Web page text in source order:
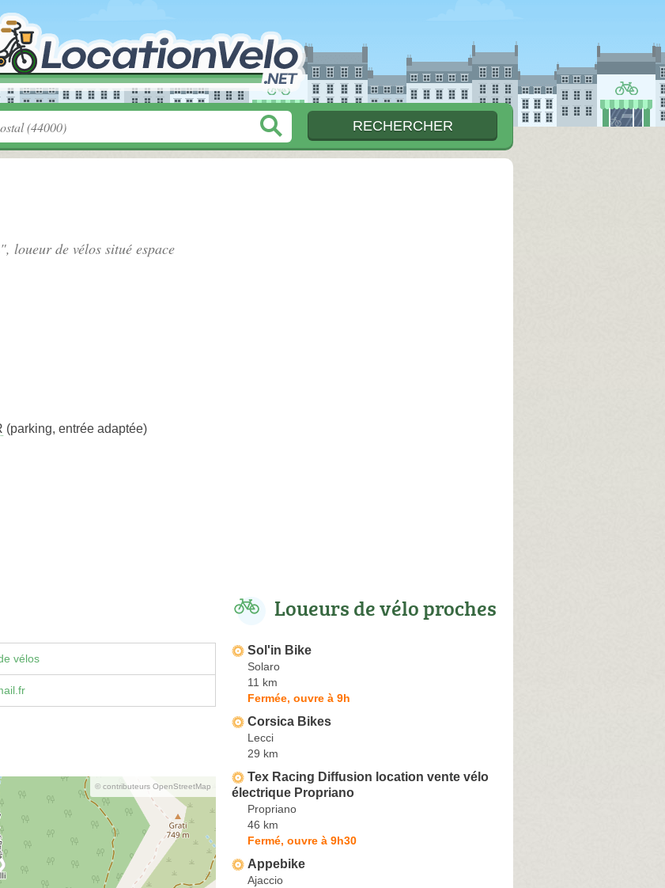
loueur de vélos situé espace
(parking, entrée adaptée)
vélos
© contributeurs OpenStreetMap
Loueurs de vélo proches
Sol'in Bike
Solaro
11 km
Fermée, ouvre à 9h
Corsica Bikes
Lecci
29 km
Tex Racing Diffusion location vente vélo
électrique Propriano
Propriano
46 km
Fermé, ouvre à 9h30
Appebike
Ajaccio